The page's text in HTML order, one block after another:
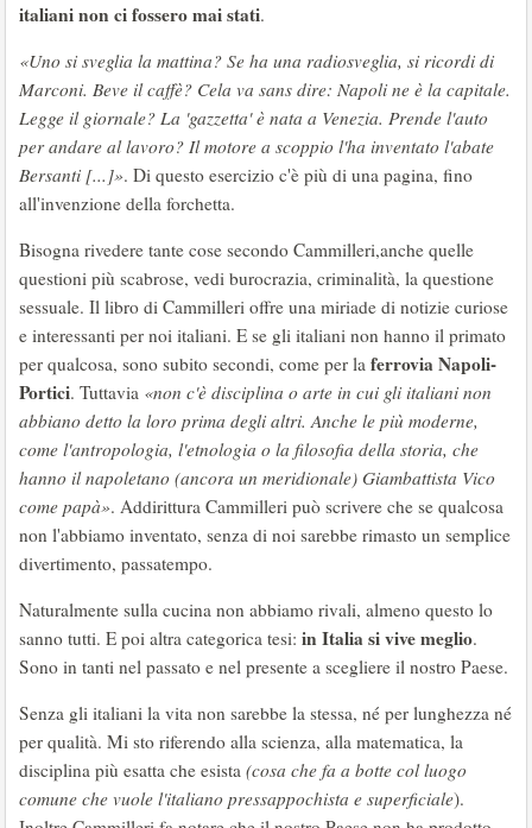
italiani non ci fossero mai stati.
«Uno si sveglia la mattina? Se ha una radiosveglia, si ricordi di
Marconi. Beve il caffè? Cela va sans dire: Napoli ne è la capitale.
Legge il giornale? La 'gazzetta' è nata a Venezia. Prende l'auto
per andare al lavoro? Il motore a scoppio l'ha inventato l'abate
Bersanti [...]». Di questo esercizio c'è più di una pagina, fino
all'invenzione della forchetta.
Bisogna rivedere tante cose secondo Cammilleri,anche quelle
questioni più scabrose, vedi burocrazia, criminalità, la questione
sessuale. Il libro di Cammilleri offre una miriade di notizie curiose
e interessanti per noi italiani. E se gli italiani non hanno il primato
per qualcosa, sono subito secondi, come per la ferrovia Napoli-
Portici. Tuttavia «non c'è disciplina o arte in cui gli italiani non
abbiano detto la loro prima degli altri. Anche le più moderne,
come l'antropologia, l'etnologia o la filosofia della storia, che
hanno il napoletano (ancora un meridionale) Giambattista Vico
come papà». Addirittura Cammilleri può scrivere che se qualcosa
non l'abbiamo inventato, senza di noi sarebbe rimasto un semplice
divertimento, passatempo.
Naturalmente sulla cucina non abbiamo rivali, almeno questo lo
sanno tutti. E poi altra categorica tesi: in Italia si vive meglio.
Sono in tanti nel passato e nel presente a scegliere il nostro Paese.
Senza gli italiani la vita non sarebbe la stessa, né per lunghezza né
per qualità. Mi sto riferendo alla scienza, alla matematica, la
disciplina più esatta che esista (cosa che fa a botte col luogo
comune che vuole l'italiano pressappochista e superficiale).